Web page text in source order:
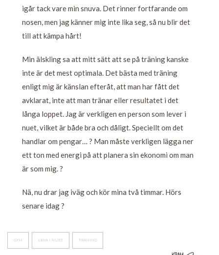
igår tack vare min snuva. Det rinner fortfarande om
nosen, men jag känner mig inte lika seg, så nu blir det
till att kämpa hårt!
Min älskling sa att mitt sätt att se på träning kanske
inte är det mest optimala. Det bästa med träning
enligt mig är känslan efteråt, att man har fått det
avklarat, inte att man tränar eller resultatet i det
långa loppet. Jag är verkligen en person som lever i
nuet, vilket är både bra och dåligt. Speciellt om det
handlar om pengar… ? Man måste verkligen lägga ner
ett ton med energi på att planera sin ekonomi om man
är som mig. ?
Nä, nu drar jag iväg och kör mina två timmar. Hörs
senare idag ?
GYM LEVA I NUET TRÄNING